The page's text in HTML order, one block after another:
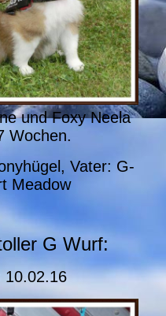
und Foxy Neela
Wochen.
Vater: G-
Meadow
G Wurf:
10.02.16